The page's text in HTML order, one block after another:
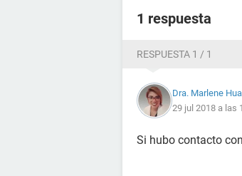
1 respuesta
RESPUESTA 1 / 1
Dra. Marlene
29 jul 2018 a las
Si hubo contacto